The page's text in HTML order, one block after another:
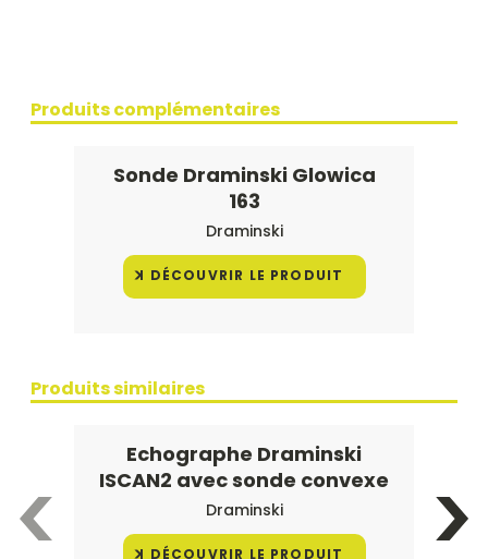
Produits complémentaires
Sonde Draminski Glowica
163
Draminski
DÉCOUVRIR LE PRODUIT
Produits similaires
Echographe Draminski
ISCAN2 avec sonde convexe
Draminski
DÉCOUVRIR LE PRODUIT